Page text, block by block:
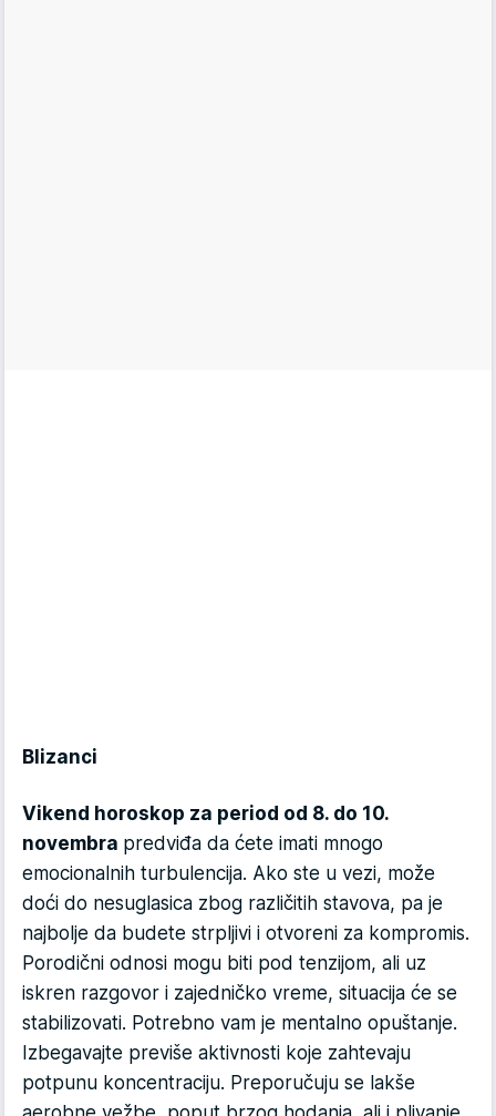
Blizanci
Vikend horoskop za period od 8. do 10.
novembra predviđa da ćete imati mnogo
emocionalnih turbulencija. Ako ste u vezi, može
doći do nesuglasica zbog različitih stavova, pa je
najbolje da budete strpljivi i otvoreni za kompromis.
Porodični odnosi mogu biti pod tenzijom, ali uz
iskren razgovor i zajedničko vreme, situacija će se
stabilizovati. Potrebno vam je mentalno opuštanje.
Izbegavajte previše aktivnosti koje zahtevaju
potpunu koncentraciju. Preporučuju se lakše